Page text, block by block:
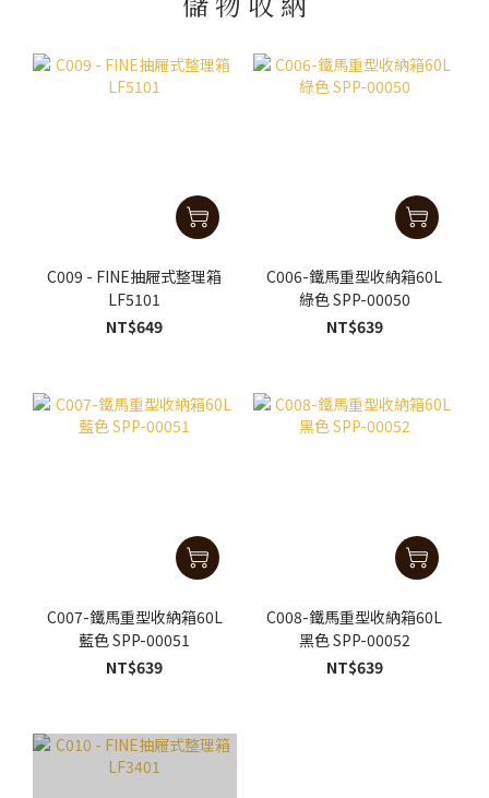
C009 - FINE抽屜式整理箱
LF5101
NT$649
C006-鐵馬重型收納箱60L
綠色 SPP-00050
NT$639
C007-鐵馬重型收納箱60L
藍色 SPP-00051
NT$639
C008-鐵馬重型收納箱60L
黑色 SPP-00052
NT$639